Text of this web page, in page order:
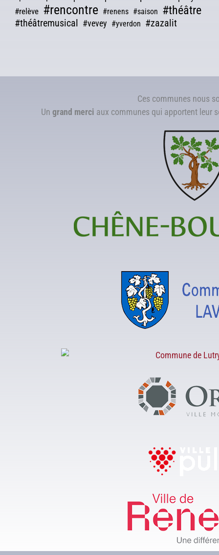
#relève #rencontre #renens #saison #théâtre
#théâtremusical #vevey #yverdon #zazalit
Ces communes nous
Un grand merci aux communes qui apportent leur